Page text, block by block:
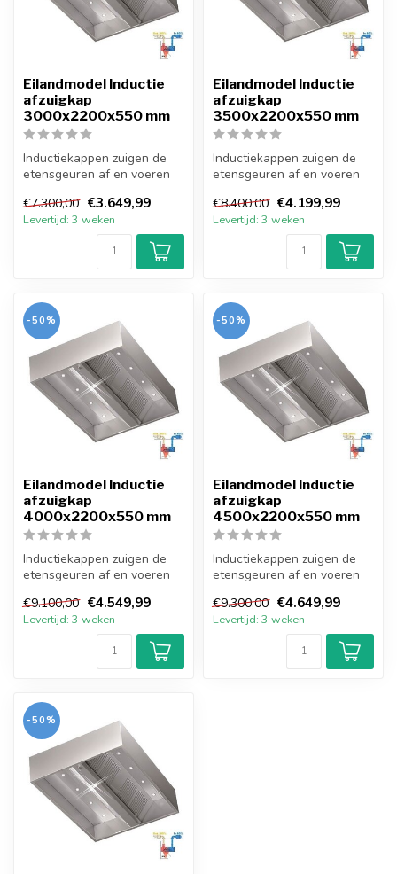
Eilandmodel Inductie
afzuigkap
3000x2200x550 mm
Inductiekappen zuigen de
etensgeuren af en voeren
bi...
€7.300,00 €3.649,99
Levertijd: 3 weken
Eilandmodel Inductie
afzuigkap
3500x2200x550 mm
Inductiekappen zuigen de
etensgeuren af en voeren
bi...
€8.400,00 €4.199,99
Levertijd: 3 weken
-50%
Eilandmodel Inductie
afzuigkap
4000x2200x550 mm
Inductiekappen zuigen de
etensgeuren af en voeren
bi...
€9.100,00 €4.549,99
Levertijd: 3 weken
-50%
Eilandmodel Inductie
afzuigkap
4500x2200x550 mm
Inductiekappen zuigen de
etensgeuren af en voeren
bi...
€9.300,00 €4.649,99
Levertijd: 3 weken
-50%